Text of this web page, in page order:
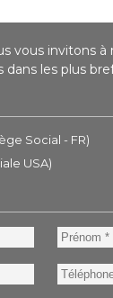
vous invitons à
les plus
Social - FR)
USA)
Prénom